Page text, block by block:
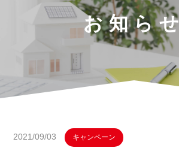
お知らせ
2021/09/03 キャンペーン